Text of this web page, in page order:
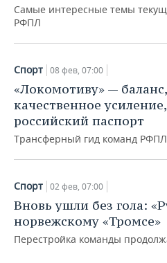
Самые интересные темы
РФПЛ
Спорт 08 фев, 07:00
«Локомотиву» —
качественное
российский паспорт
Трансферный гид команд РФПЛ
Спорт 02 фев, 07:00
Вновь ушли без гола:
норвежскому «Тромсе»
Перестройка команды